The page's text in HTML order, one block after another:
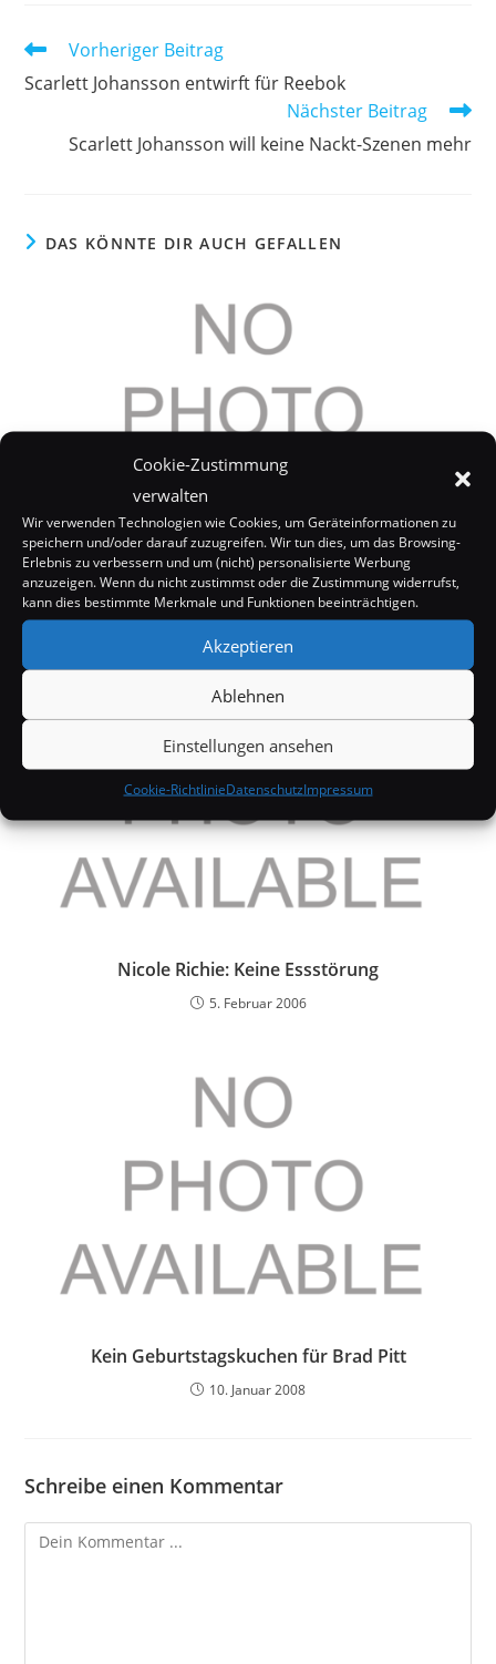
Cookie-Zustimmung
verwalten
Wir verwenden Technologien wie Cookies, um Geräteinformationen zu
speichern und/oder darauf zuzugreifen. Wir tun dies, um das Browsing-
Erlebnis zu verbessern und um (nicht) personalisierte Werbung
anzuzeigen. Wenn du nicht zustimmst oder die Zustimmung widerrufst,
kann dies bestimmte Merkmale und Funktionen beeinträchtigen.
Akzeptieren
Ablehnen
Einstellungen ansehen
Cookie-RichtlinieDatenschutzImpressum
Weitere
ansehen
Vorheriger Beitrag
Scarlett Johansson entwirft für Reebok
Nächster Beitrag
Scarlett Johansson will keine Nackt-Szenen mehr
DAS KÖNNTE DIR AUCH GEFALLEN
Jessica Alba: In der Schule gehänselt
3. Mai 2008
Nicole Richie: Keine Essstörung
5. Februar 2006
Kein Geburtstagskuchen für Brad Pitt
10. Januar 2008
Schreibe einen Kommentar
Kommentieren